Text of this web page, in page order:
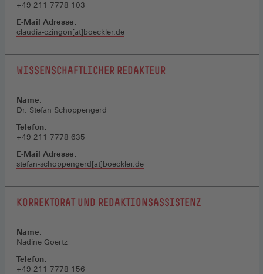
+49 211 7778 103
E-Mail Adresse:
claudia-czingon[at]boeckler.de
WISSENSCHAFTLICHER REDAKTEUR
Name:
Dr. Stefan Schoppengerd
Telefon:
+49 211 7778 635
E-Mail Adresse:
stefan-schoppengerd[at]boeckler.de
KORREKTORAT UND REDAKTIONSASSISTENZ
Name:
Nadine Goertz
Telefon:
+49 211 7778 156